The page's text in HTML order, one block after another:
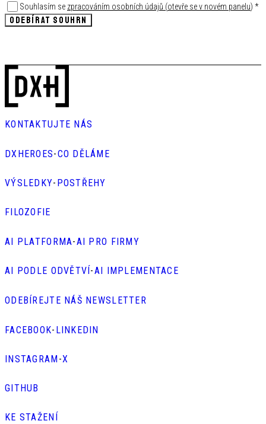
Souhlasím se zpracováním osobních údajů (otevře se v novém panelu) *
ODEBÍRAT SOUHRN
KONTAKTUJTE NÁS
DXHEROES-CO DĚLÁME
VÝSLEDKY- POSTŘEHY
FILOZOFIE
AI PLATFORMA-AI PRO FIRMY
AI PODLE ODVĚTVÍ -AI IMPLEMENTACE
ODEBÍREJTE NÁŠ NEWSLETTER
FACEBOOK- LINKEDIN
INSTAGRAM -X
GITHUB
KE STAŽENÍ